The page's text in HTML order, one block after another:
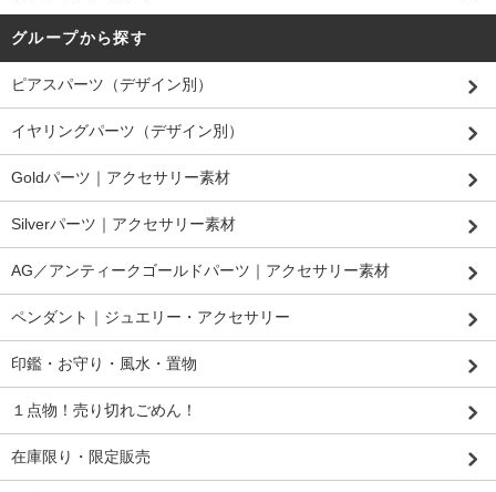
グループから探す
ピアスパーツ（デザイン別）
イヤリングパーツ（デザイン別）
Goldパーツ｜アクセサリー素材
Silverパーツ｜アクセサリー素材
AG／アンティークゴールドパーツ｜アクセサリー素材
ペンダント｜ジュエリー・アクセサリー
印鑑・お守り・風水・置物
１点物！売り切れごめん！
在庫限り・限定販売